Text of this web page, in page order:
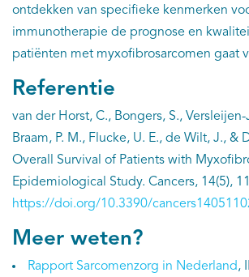
ontdekken van specifieke kenmerken
immunotherapie de prognose en
patiënten met myxofibrosarcomen gaat
Referentie
van der Horst, C., Bongers, S., Versleijen-
Braam, P. M., Flucke, U. E., de Wilt, J., &
Overall Survival of Patients with
Epidemiological Study. Cancers, 14(5),
https://doi.org/10.3390/
Meer weten?
Rapport Sarcomenzorg in Nederland,